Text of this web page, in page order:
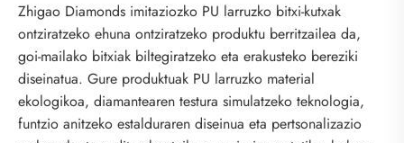
Zhigao Diamonds imitaziozko PU larruzko bitxi-kutxak
ontziratzeko ehuna ontziratzeko produktu berritzailea da,
goi-mailako bitxiak biltegiratzeko eta erakusteko bereziki
diseinatua. Gure produktuak PU larruzko material
ekologikoa, diamantearen testura simulatzeko teknologia,
funtzio anitzeko estalduraren diseinua eta pertsonalizazio